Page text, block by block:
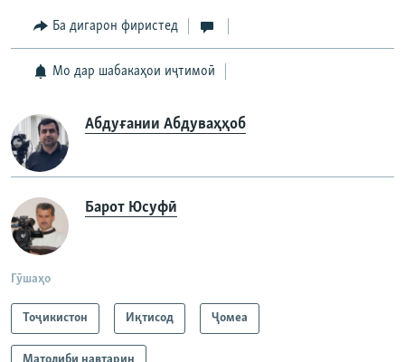
Ба дигарон фиристед
Мо дар шабакаҳои иҷтимоӣ
Абдуғании Абдуваҳҳоб
Барот Юсуфӣ
Гӯшаҳо
Тоҷикистон Иқтисод Ҷомeа